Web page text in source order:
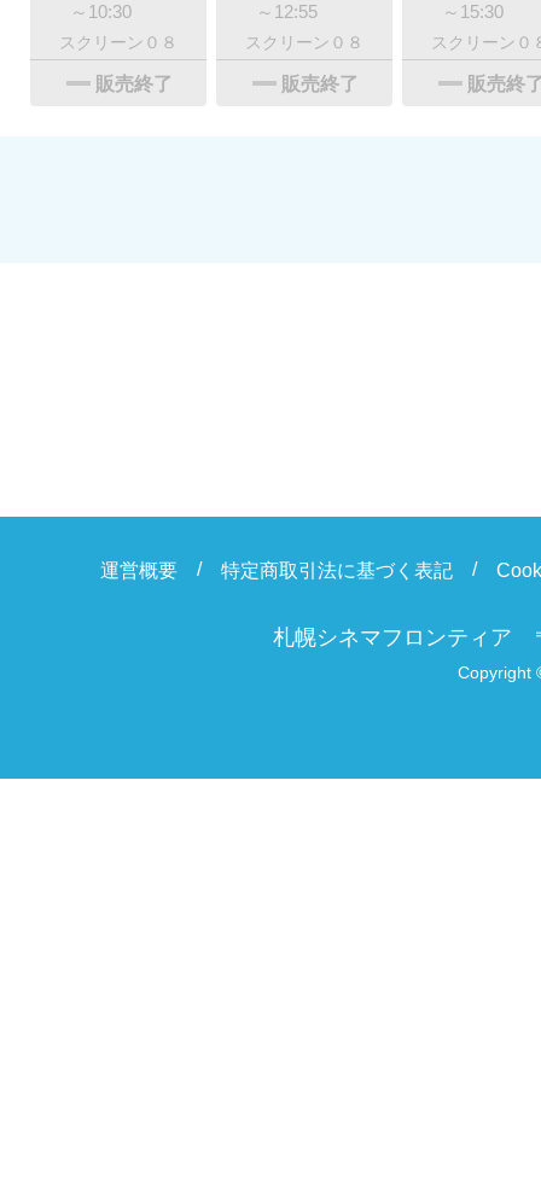
～10:30
スクリーン０８
販売終了
～12:55
スクリーン０８
販売終了
～15:30
スクリーン０
販売終
運営概要 特定商取引法に基づく表記
札幌シネマフロンティア
Copyright